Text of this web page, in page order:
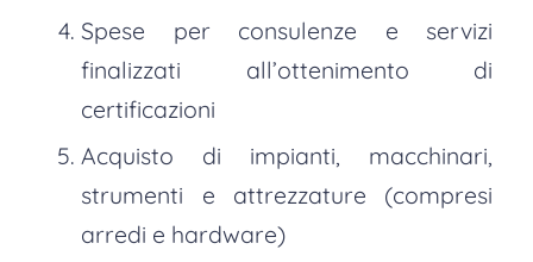
Spese per consulenze e servizi
finalizzati all’ottenimento di
certificazioni
Acquisto di impianti, macchinari,
strumenti e attrezzature (compresi
arredi e hardware)